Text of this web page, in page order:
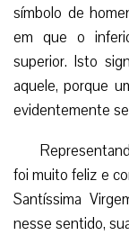
símbolo de
em que o
superior. Isto
aquele, porque
evidentemente
foi muito feliz e
Santíssima
nesse sentido,